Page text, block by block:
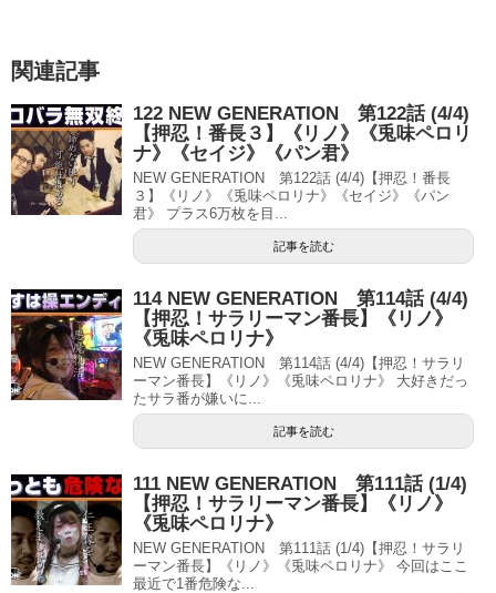
関連記事
122 NEW GENERATION 第122話 (4/4)
【押忍！番長３】《リノ》《兎味ペロリ
ナ》《セイジ》《パン君》
NEW GENERATION 第122話 (4/4)【押忍！番長
３】《リノ》《兎味ペロリナ》《セイジ》《パン
君》 プラス6万枚を目...
記事を読む
114 NEW GENERATION 第114話 (4/4)
【押忍！サラリーマン番長】《リノ》
《兎味ペロリナ》
NEW GENERATION 第114話 (4/4)【押忍！サラリ
ーマン番長】《リノ》《兎味ペロリナ》 大好きだっ
たサラ番が嫌いに...
記事を読む
111 NEW GENERATION 第111話 (1/4)
【押忍！サラリーマン番長】《リノ》
《兎味ペロリナ》
NEW GENERATION 第111話 (1/4)【押忍！サラリ
ーマン番長】《リノ》《兎味ペロリナ》 今回はここ
最近で1番危険な...